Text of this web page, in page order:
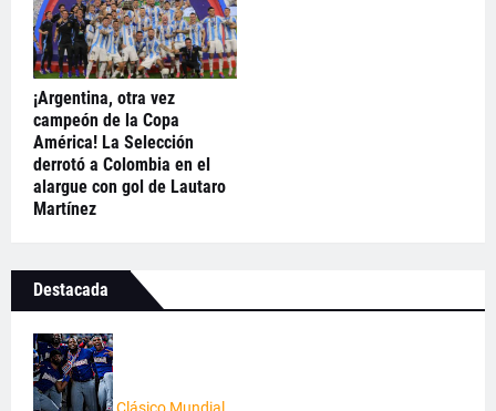
¡Argentina, otra vez
campeón de la Copa
América! La Selección
derrotó a Colombia en el
alargue con gol de Lautaro
Martínez
Destacada
Clásico Mundial